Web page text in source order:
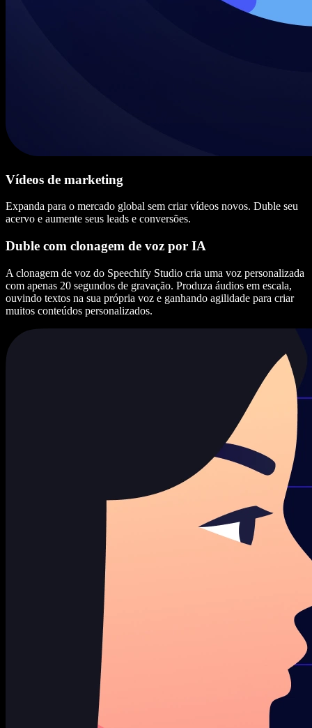
Vídeos de marketing
Expanda para o mercado global sem criar vídeos novos. Duble seu
acervo e aumente seus leads e conversões.
Duble com clonagem de voz por IA
A clonagem de voz do Speechify Studio cria uma voz personalizada
com apenas 20 segundos de gravação. Produza áudios em escala,
ouvindo textos na sua própria voz e ganhando agilidade para criar
muitos conteúdos personalizados.